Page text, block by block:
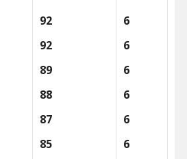
92
6
92
6
89
6
88
6
87
6
85
6